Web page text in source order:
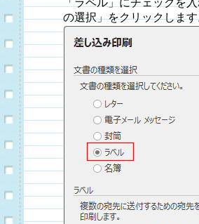
「ラベル」にチェックを
の選択」をクリックしま